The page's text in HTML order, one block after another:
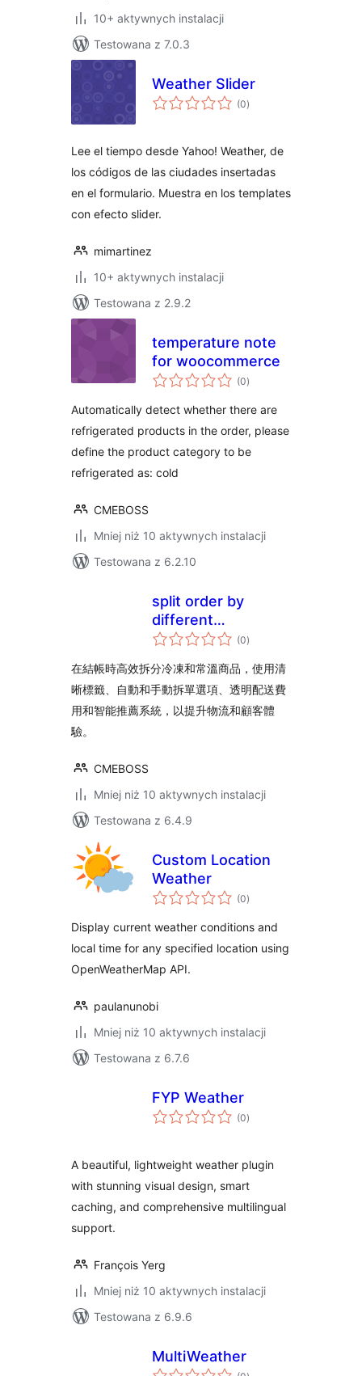
10+ aktywnych instalacji
Testowana z 7.0.3
Weather Slider
(0wszystkich
ocen
)
Lee el tiempo desde Yahoo! Weather, de
los códigos de las ciudades insertadas
en el formulario. Muestra en los templates
con efecto slider.
mimartinez
10+ aktywnych instalacji
Testowana z 2.9.2
temperature note
for woocommerce
(0wszystkich
ocen
)
Automatically detect whether there are
refrigerated products in the order, please
define the product category to be
refrigerated as: cold
CMEBOSS
Mniej niż 10 aktywnych instalacji
Testowana z 6.2.10
split order by
different
thermospheric
(0wszystkich
ocen
)
在結帳時高效拆分冷凍和常溫商品，使用清
晰標籤、自動和手動拆單選項、透明配送費
用和智能推薦系統，以提升物流和顧客體
驗。
CMEBOSS
Mniej niż 10 aktywnych instalacji
Testowana z 6.4.9
Custom Location
Weather
(0wszystkich
ocen
)
Display current weather conditions and
local time for any specified location using
OpenWeatherMap API.
paulanunobi
Mniej niż 10 aktywnych instalacji
Testowana z 6.7.6
FYP Weather
(0wszystkich
ocen
)
A beautiful, lightweight weather plugin
with stunning visual design, smart
caching, and comprehensive multilingual
support.
François Yerg
Mniej niż 10 aktywnych instalacji
Testowana z 6.9.6
MultiWeather
wszystkich